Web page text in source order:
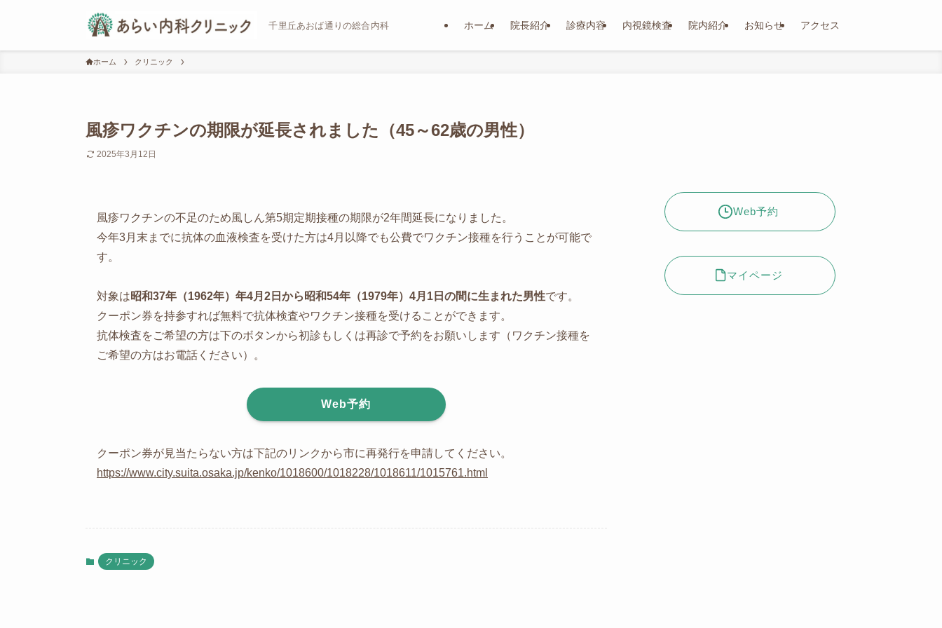
千里丘あおば通りの総合内科 ホーム 院長紹介 診療内容 内視鏡検査 院内紹介 お知らせ アクセス
ホーム クリニック
風疹ワクチンの期限が延長されました（45～62歳の男性）
2025年3月12日
風疹ワクチンの不足のため風しん第5期定期接種の期限が2年間延長になりました。
今年3月末までに抗体の血液検査を受けた方は4月以降でも公費でワクチン接種を行うことが可能で
す。
対象は 昭和37年（1962年）年4月2日から昭和54年（1979年）4月1日の間に生まれた男性です。
クーポン券を持参すれば無料で抗体検査やワクチン接種を受けることができます。
抗体検査をご希望の方は下のボタンから初診もしくは再診で予約をお願いします（ワクチン接種を
ご希望の方はお電話ください）。
Web予約
クーポン券が見当たらない方は下記のリンクから市に再発行を申請してください。
https://www.city.suita.osaka.jp/kenko/1018600/1018228/1018611/1015761.html
クリニック
Web予約
マイページ